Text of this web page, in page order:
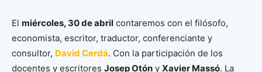
El miércoles, 30 de abril contaremos con el filósofo,
economista, escritor, traductor, conferenciante y
consultor, David Cerdá. Con la participación de los
docentes y escritores Josep Otón y Xavier Massó. La